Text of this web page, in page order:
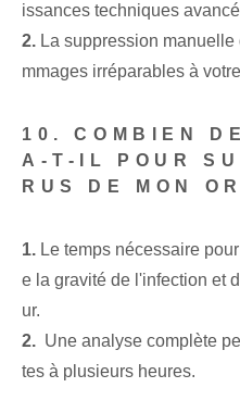
issances techniques
2. La suppression
mmages irréparables à
10. COMBIEN
A-T-IL POUR
RUS DE MON
1. Le temps nécessaire
e la gravité de l'infection et
ur.
2.
Une ‌analyse⁤ complète
tes à plusieurs heures.